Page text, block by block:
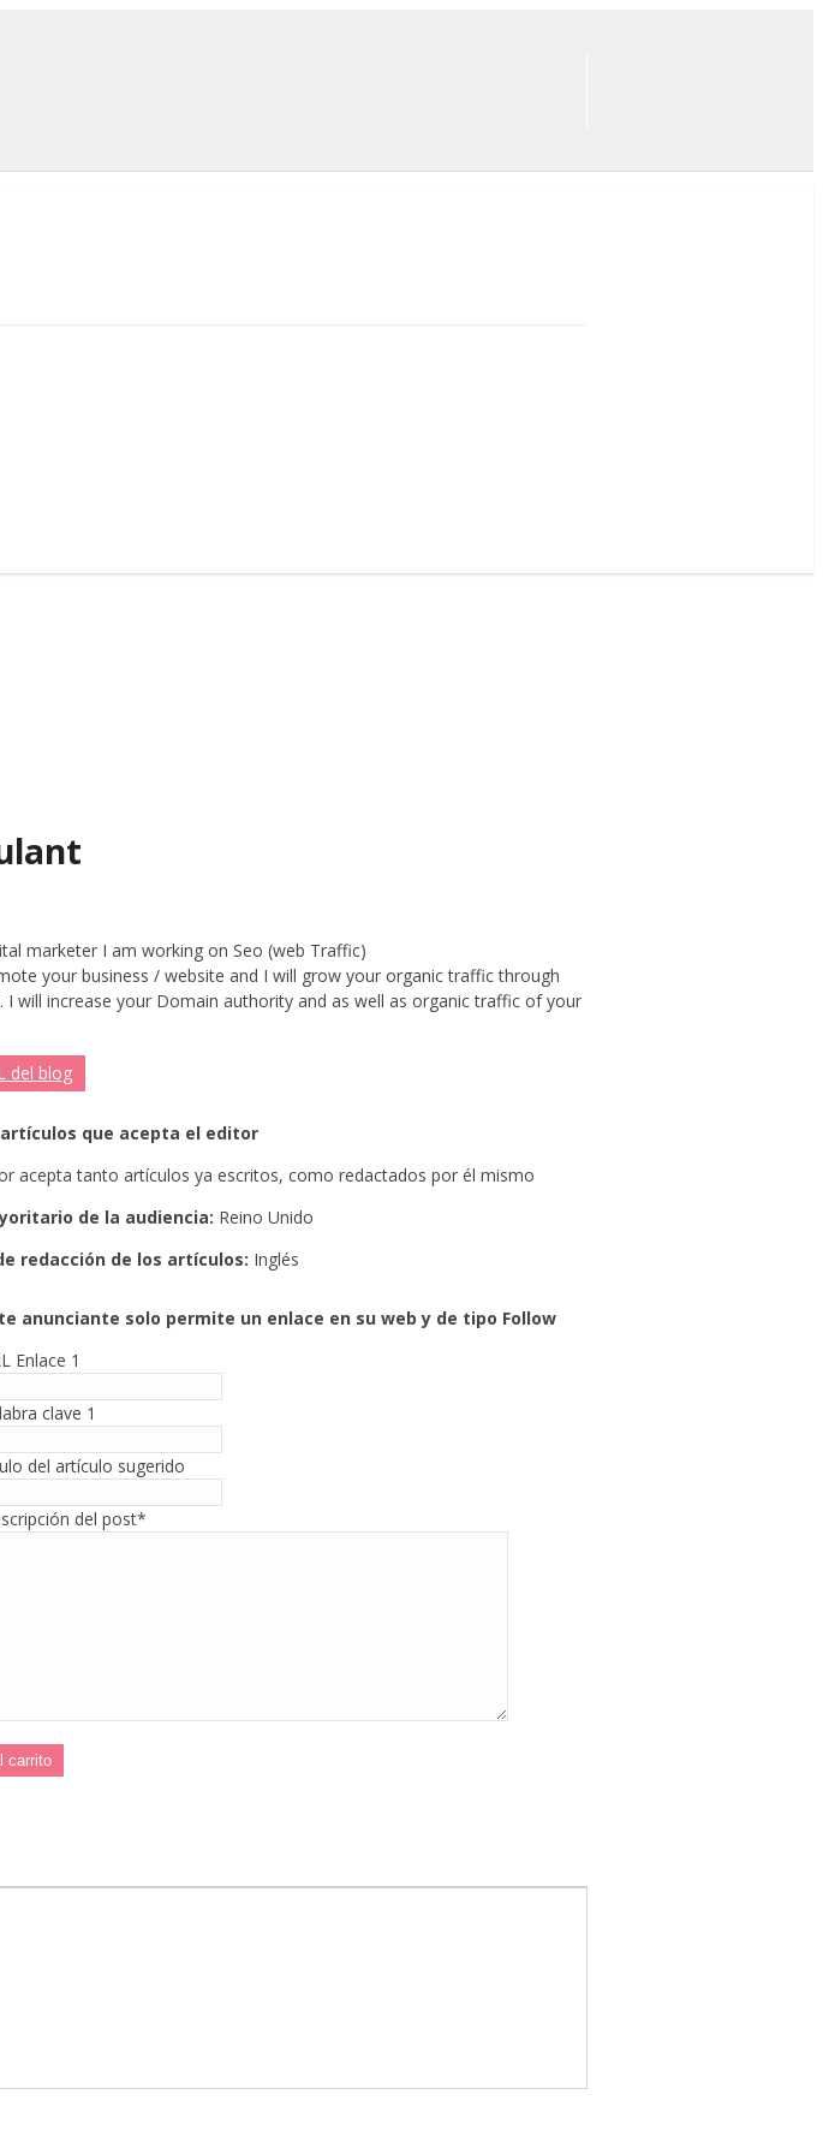
marketer I am working on Seo (web Traffic)
your business / website and I will grow your organic traffic through
I will increase your Domain authority and as well as organic traffic of your
del blog
que acepta el editor
acepta tanto artículos ya escritos, como redactados por él mismo
de la audiencia: Reino Unido
redacción de los artículos: Inglés
anunciante solo permite un enlace en su web y de tipo Follow
Enlace 1
clave 1
del artículo sugerido
del post*
carrito